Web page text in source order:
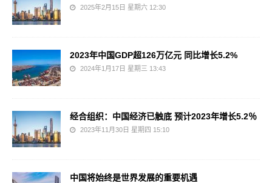
2025年2月15日 星期六 12:30
2023年中国GDP超126万亿元 同比增长5.2%
2024年1月17日 星期三 13:43
经合组织：中国经济已触底 预计2023年增长5.2％
2023年11月30日 星期四 15:10
中国将始终是世界发展的重要机遇